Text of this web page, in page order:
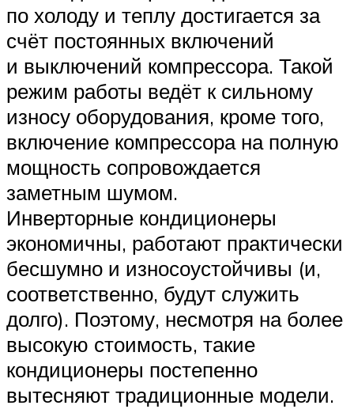
по холоду и теплу достигается за
счёт постоянных включений
и выключений компрессора. Такой
режим работы ведёт к сильному
износу оборудования, кроме того,
включение компрессора на полную
мощность сопровождается
заметным шумом.
Инверторные кондиционеры
экономичны, работают практически
бесшумно и износоустойчивы (и,
соответственно, будут служить
долго). Поэтому, несмотря на более
высокую стоимость, такие
кондиционеры постепенно
вытесняют традиционные модели.